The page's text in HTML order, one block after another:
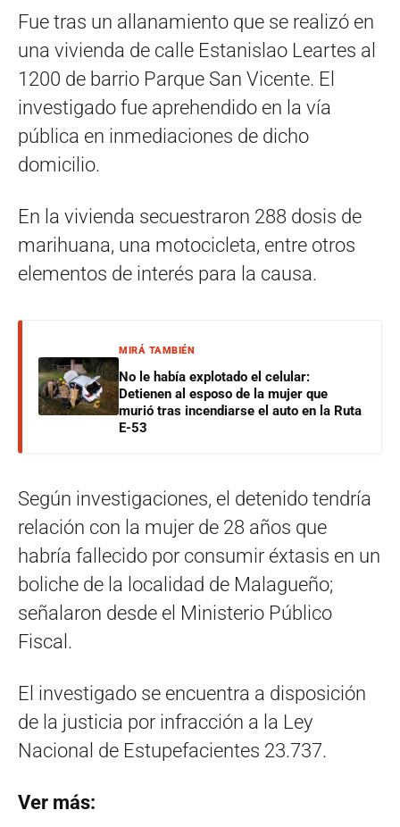
Fue tras un allanamiento que se realizó en
una vivienda de calle Estanislao Leartes al
1200 de barrio Parque San Vicente. El
investigado fue aprehendido en la vía
pública en inmediaciones de dicho
domicilio.
En la vivienda secuestraron 288 dosis de
marihuana, una motocicleta, entre otros
elementos de interés para la causa.
MIRÁ TAMBIÉN
No le había explotado el celular:
Detienen al esposo de la mujer que
murió tras incendiarse el auto en la Ruta
E-53
Según investigaciones, el detenido tendría
relación con la mujer de 28 años que
habría fallecido por consumir éxtasis en un
boliche de la localidad de Malagueño;
señalaron desde el Ministerio Público
Fiscal.
El investigado se encuentra a disposición
de la justicia por infracción a la Ley
Nacional de Estupefacientes 23.737.
Ver más: